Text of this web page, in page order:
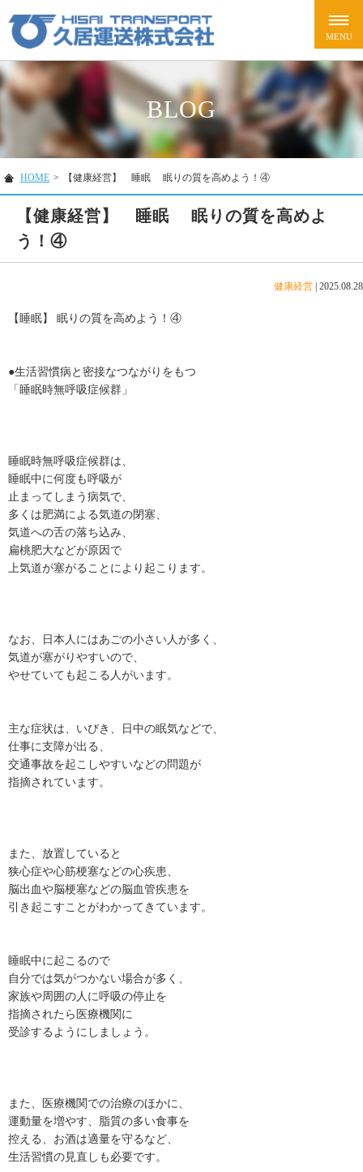
BLOG
HOME > 【健康経営】 睡眠 眠りの質を高めよう！④
【健康経営】 睡眠 眠りの質を高めよ
う！④
健康経営 2025.08.28
【睡眠】 眠りの質を高めよう！④
●生活習慣病と密接なつながりをもつ
「睡眠時無呼吸症候群」
睡眠時無呼吸症候群は、
睡眠中に何度も呼吸が
止まってしまう病気で、
多くは肥満による気道の閉塞、
気道への舌の落ち込み、
扁桃肥大などが原因で
上気道が塞がることにより起こります。
なお、日本人にはあごの小さい人が多く、
気道が塞がりやすいので、
やせていても起こる人がいます。
主な症状は、いびき、日中の眠気などで、
仕事に支障が出る、
交通事故を起こしやすいなどの問題が
指摘されています。
また、放置していると
狭心症や心筋梗塞などの心疾患、
脳出血や脳梗塞などの脳血管疾患を
引き起こすことがわかってきています。
睡眠中に起こるので
自分では気がつかない場合が多く、
家族や周囲の人に呼吸の停止を
指摘されたら医療機関に
受診するようにしましょう。
また、医療機関での治療のほかに、
運動量を増やす、脂質の多い食事を
控える、お酒は適量を守るなど、
生活習慣の見直しも必要です。